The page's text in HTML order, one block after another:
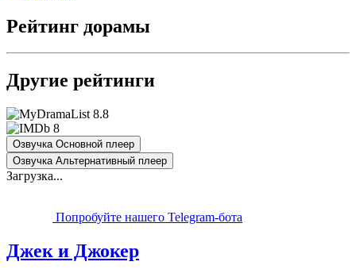
Рейтинг дорамы
Другие рейтинги
8.8
8
Озвучка Основной плеер
Озвучка Альтернативный плеер
Загрузка...
Попробуйте нашего Telegram-бота
Джек и Джокер